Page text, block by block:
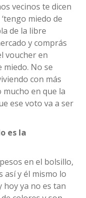
vecinos te dicen
miedo de
de la libre
y comprás
voucher en
miedo. No se
con más
mucho en que la
ese voto va a ser
es la
en el bolsillo,
así y él mismo lo
hoy ya no es tan